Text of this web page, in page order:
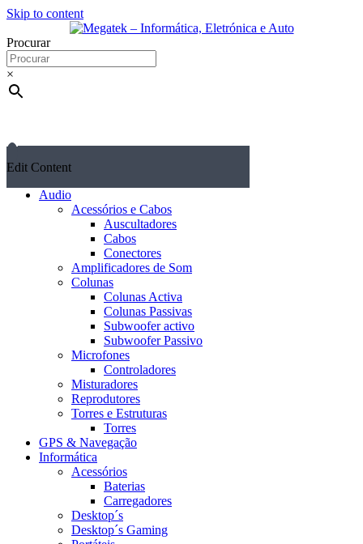
Skip to content
Procurar
×
Edit Content
Audio
Acessórios e Cabos
Auscultadores
Cabos
Conectores
Amplificadores de Som
Colunas
Colunas Activa
Colunas Passivas
Subwoofer activo
Subwoofer Passivo
Microfones
Controladores
Misturadores
Reprodutores
Torres e Estruturas
Torres
GPS & Navegação
Informática
Acessórios
Baterias
Carregadores
Desktop´s
Desktop´s Gaming